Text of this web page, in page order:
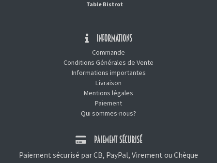
Table Bistrot
INFORMATIONS
Commande
Conditions Générales de Vente
Informations importantes
Livraison
Mentions légales
Paiement
Qui sommes-nous?
PAIEMENT SÉCURISÉ
Paiement sécurisé par CB, PayPal, Virement ou Chèque